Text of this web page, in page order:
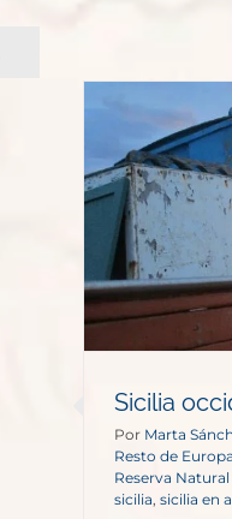
Sicilia
Por Marta
Resto de
Reserva Natural
sicilia, sicilia en